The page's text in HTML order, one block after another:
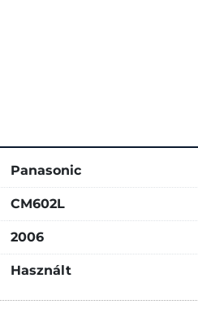
Panasonic
CM602L
2006
Használt